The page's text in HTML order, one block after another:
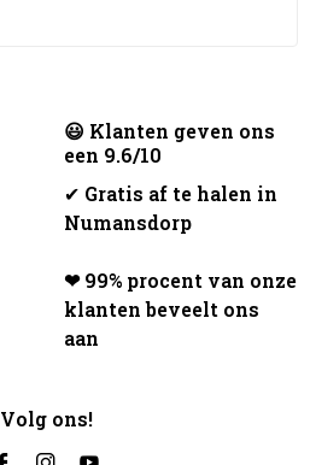
😃 Klanten geven ons
een 9.6/10
✔ Gratis af te halen in
Numansdorp
❤ 99% procent van onze
klanten beveelt ons
aan
Volg ons!